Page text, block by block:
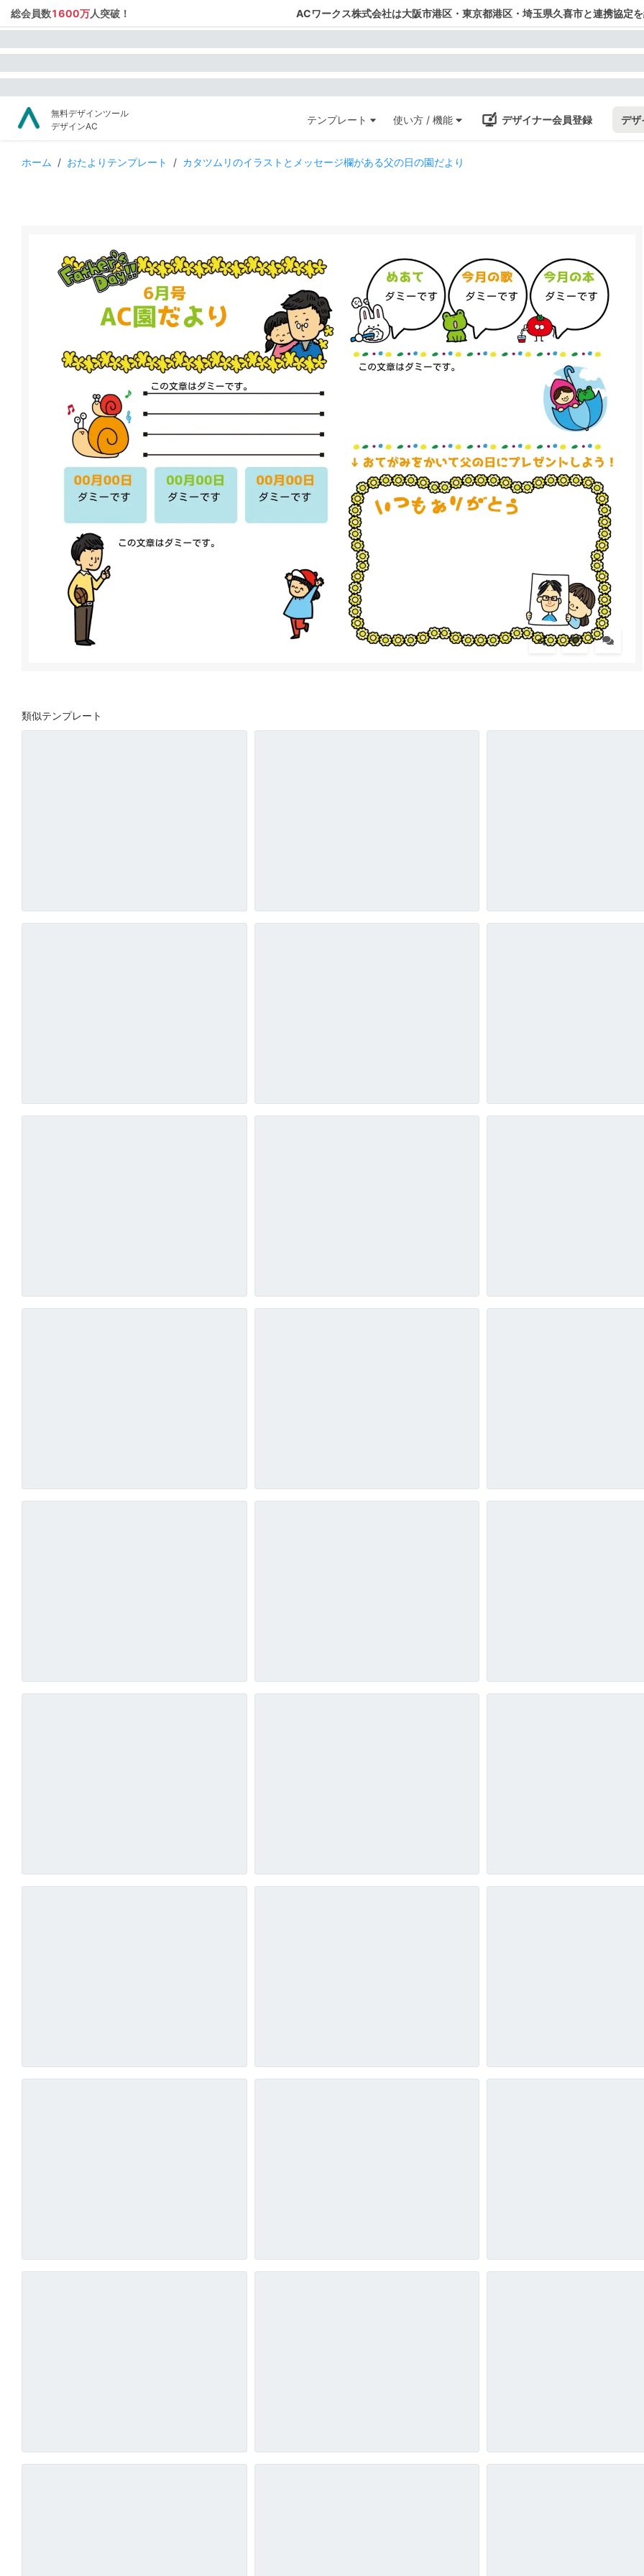
総会員数1600万人突破！ ACワークス株式会社は大阪市港区・東京都港区・埼玉県久喜市と連携協定
無料デザインツール
デザインAC
テンプレート 使い方 / 機能 デザイナー会員登録 デザ
ホーム / おたよりテンプレート / カタツムリのイラストとメッセージ欄がある父の日の園だより
類似テンプレート